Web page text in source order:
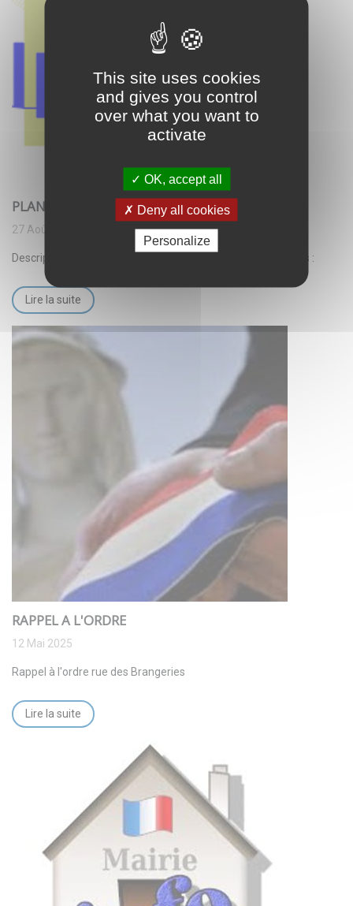
PLAN DE FINANCEMENT DE LA BIBLIOTHEQUE
27 Août 2025
Description du projet et de son plan de financement ci-après :
Lire la suite
RAPPEL A L'ORDRE
12 Mai 2025
Rappel à l'ordre rue des Brangeries
Lire la suite
This site uses cookies
and gives you control
over what you want to
activate
OK, accept all
Deny all cookies
Personalize